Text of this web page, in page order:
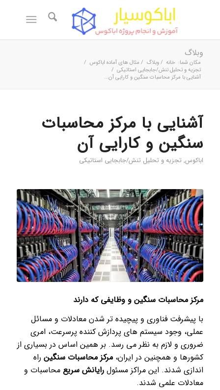
وبلاگ
مکان شما: خانه / وبلاگ / مثال های آماده اباکوس /
تجزیه و تحلیل تنش/جابجایی استاتیکی /
آشنایی با مرکز محاسبات سنگین و کارایی آن...
آشنایی با مرکز محاسبات
سنگین و کارایی آن
اباکوس, تجزیه و تحلیل تنش/جابجایی استاتیکی
مرکز محاسبات سنگین و وظایفی که دارند
با پیشرفت فناوری و پیچیده تر شدن معادلات و مسائل
عملی، وجود سیستم های پردازش کننده پرسرعت، امری
ضروری و لازم به نظر می رسد. بر همین اساس در بسیاری از
کشورها و همچنین در ایران، مرکز محاسبات سنگینراه
اندازی شدند. این مراکز مسئول رایانش سریعمحاسبات و
معادلات علمی شدند.